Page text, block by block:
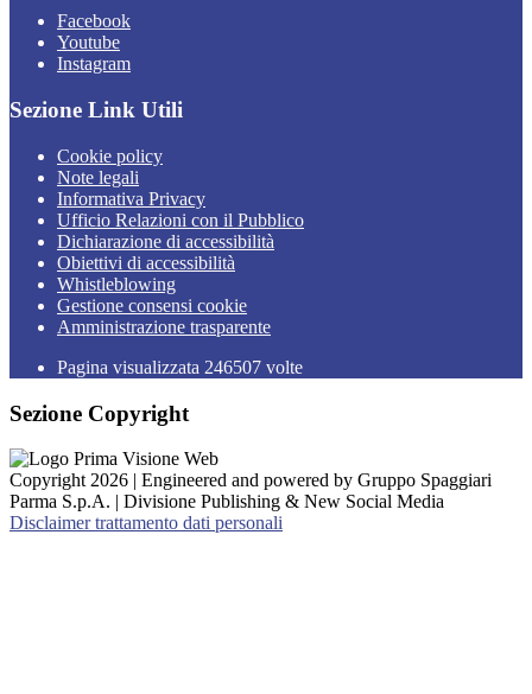
Facebook
Youtube
Instagram
Sezione Link Utili
Cookie policy
Note legali
Informativa Privacy
Ufficio Relazioni con il Pubblico
Dichiarazione di accessibilità
Obiettivi di accessibilità
Whistleblowing
Gestione consensi cookie
Amministrazione trasparente
Pagina visualizzata 246507 volte
Sezione Copyright
Copyright 2026 | Engineered and powered by Gruppo Spaggiari
Parma S.p.A. | Divisione Publishing & New Social Media
Disclaimer trattamento dati personali